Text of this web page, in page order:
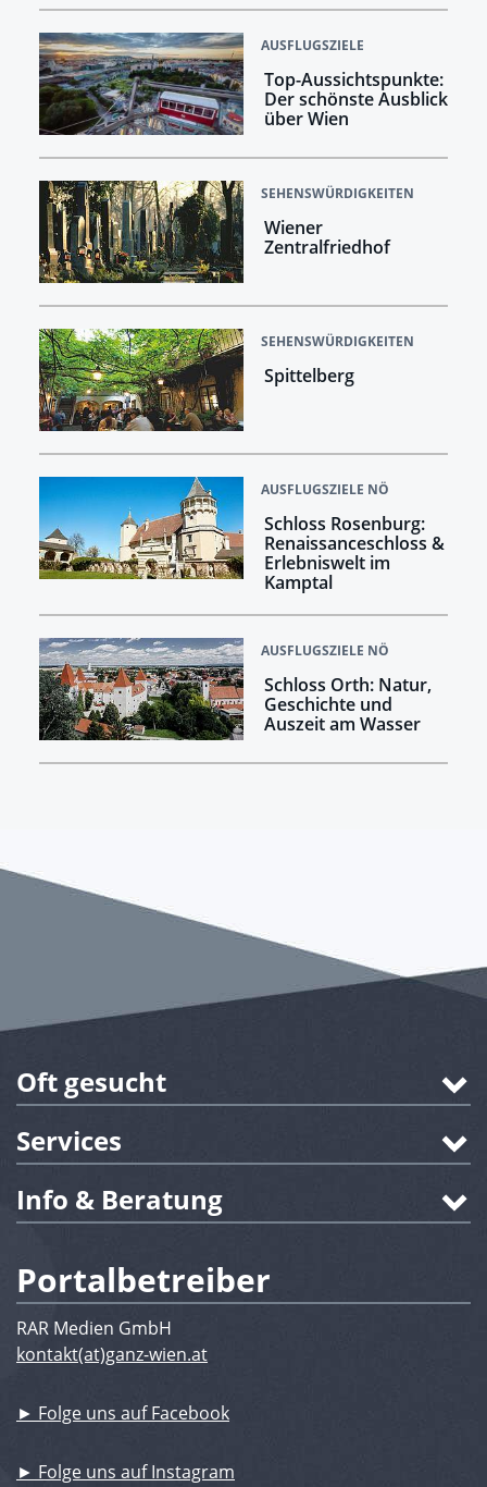
AUSFLUGSZIELE
Top-Aussichtspunkte:
Der schönste Ausblick
über Wien
SEHENSWÜRDIGKEITEN
Wiener
Zentralfriedhof
SEHENSWÜRDIGKEITEN
Spittelberg
AUSFLUGSZIELE NÖ
Schloss Rosenburg:
Renaissanceschloss &
Erlebniswelt im
Kamptal
AUSFLUGSZIELE NÖ
Schloss Orth: Natur,
Geschichte und
Auszeit am Wasser
Oft gesucht
Services
Info & Beratung
Portalbetreiber
RAR Medien GmbH
kontakt(at)ganz-wien.at
► Folge uns auf Facebook
► Folge uns auf Instagram